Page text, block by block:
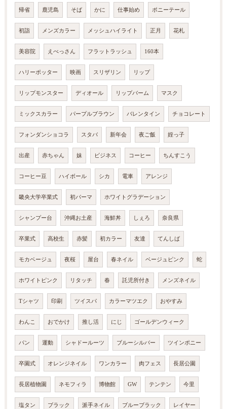
帰省 鹿児島 そば かに 仕事始め ポニーテール
初詣 メンズカラー メッシュハイライト 正月 花札
美容院 えべっさん フラットラッシュ 160本
ハリーポッター 映画 スリザリン リップ
リップモンスター ディオール リップバーム マスク
ミックスカラー パープルブラウン バレンタイン チョコレート
フォンダンショコラ スタバ 新年会 夜ご飯 姪っ子
出産 赤ちゃん 妹 ビジネス コーヒー ちんすこう
コーヒー豆 ハイボール シカ 電車 アレンジ
畿央大学卒業式 初パーマ ホワイトグラデーション
シャンプー台 沖縄お土産 海鮮丼 しぇろ 奈良県
卒業式 高校生 赤髪 初カラー 友達 てんしば
モカベージュ 夜桜 屋台 春ネイル ベージュピンク 蛇
ホワイトピンク リタッチ 春 託児所付き メンズネイル
Tシャツ 印刷 ツイスパ カラーマツエク おやすみ
わんこ おでかけ 推し活 にじ ゴールデンウィーク
パン 運動 シャドールーツ ブルーシルバー ツインポニー
卒園式 オレンジネイル ワンカラー 肉フェス 長居公園
長居植物園 ネモフィラ 博物館 GW テンテン 今里
塩タン ブラック 派手ネイル ブルーブラック レイヤー